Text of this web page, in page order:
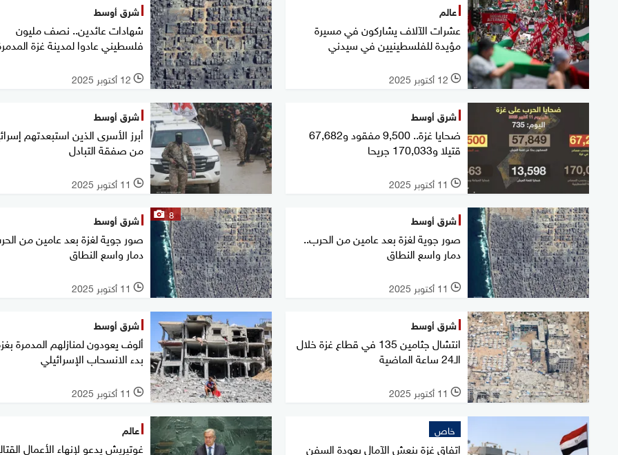
عالم
عشرات الآلاف يشاركون في مسيرة
مؤيدة للفلسطينيين في سيدني
l 12 أكتوبر 2025
شرق أوسط
شهادات عائدين.. نصف مليون
فلسطيني عادوا لمدينة غزة
l 12 أكتوبر 2025
شرق أوسط
ضحايا غزة.. 9,500 مفقود و67,682
قتيلا و170,033 جريحا
l 11 أكتوبر 2025
شرق أوسط
أبرز الأسرى الذين استبعدتهم
من صفقة التبادل
l 11 أكتوبر 2025
شرق أوسط
صور جوية لغزة بعد عامين من الحرب..
دمار واسع النطاق
l 11 أكتوبر 2025
8 شرق أوسط
صور جوية لغزة بعد عامين من
دمار واسع النطاق
l 11 أكتوبر 2025
شرق أوسط
انتشال جثامين 135 في قطاع غزة خلال
الـ24 ساعة الماضية
l 11 أكتوبر 2025
شرق أوسط
ألوف يعودون لمنازلهم المدمرة
بدء الانسحاب الإسرائيلي
l 11 أكتوبر 2025
خاص
اتفاق غزة ينعش الآمال بعودة السفن
عالم
غوتيريش يدعو لإنهاء الأعمال